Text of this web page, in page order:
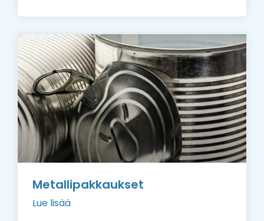
Metallipakkaukset
Lue lisää